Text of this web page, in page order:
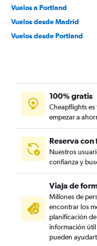
Vuelos a Portland
Vuelos desde Madrid
Vuelos desde Portland
100% gratis
Cheapflights
empezar a
Reserva
Nuestros
confianza y
Viaja de
Millones de
encontrar los
planificación
información
pueden